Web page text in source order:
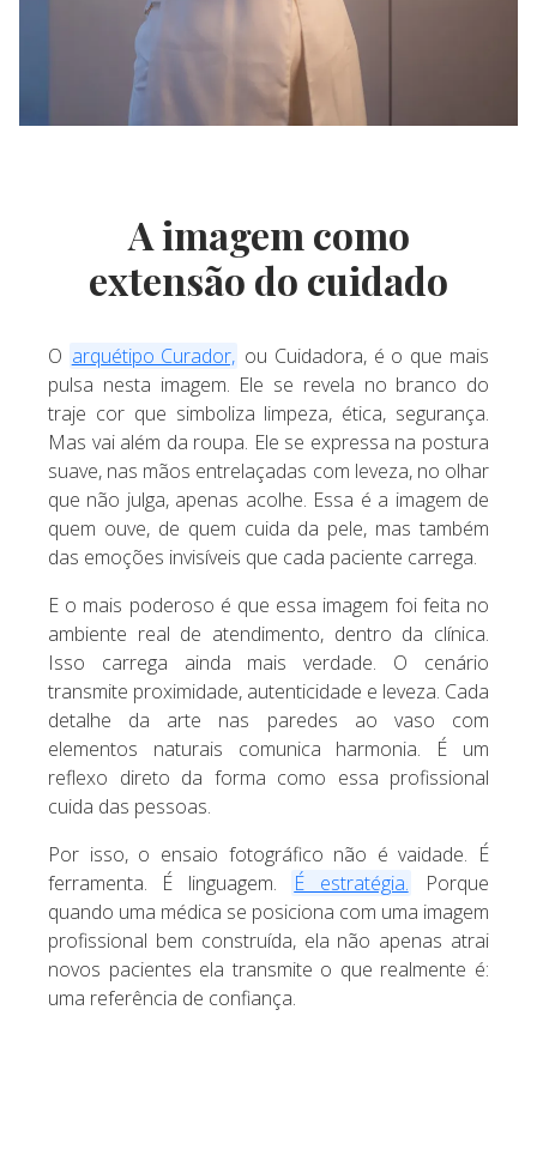
A imagem como
extensão do cuidado
O arquétipo Curador, ou Cuidadora, é o que mais
pulsa nesta imagem. Ele se revela no branco do
traje cor que simboliza limpeza, ética, segurança.
Mas vai além da roupa. Ele se expressa na postura
suave, nas mãos entrelaçadas com leveza, no olhar
que não julga, apenas acolhe. Essa é a imagem de
quem ouve, de quem cuida da pele, mas também
das emoções invisíveis que cada paciente carrega.
E o mais poderoso é que essa imagem foi feita no
ambiente real de atendimento, dentro da clínica.
Isso carrega ainda mais verdade. O cenário
transmite proximidade, autenticidade e leveza. Cada
detalhe da arte nas paredes ao vaso com
elementos naturais comunica harmonia. É um
reflexo direto da forma como essa profissional
cuida das pessoas.
Por isso, o ensaio fotográfico não é vaidade. É
ferramenta. É linguagem.
É estratégia.
Porque
quando uma médica se posiciona com uma imagem
profissional bem construída, ela não apenas atrai
novos pacientes ela transmite o que realmente é:
uma referência de confiança.